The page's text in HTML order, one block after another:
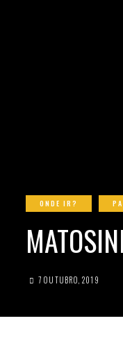
ONDE IR?
7 OUTUBRO, 2019